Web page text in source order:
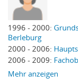
1996 - 2000:
Berleburg
2000 - 2006:
2006 - 2009:
Mehr anzeigen